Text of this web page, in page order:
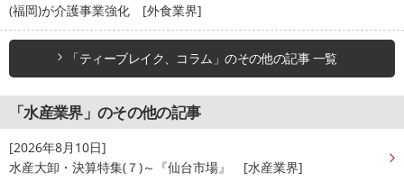
(福岡)が介護事業強化 [外食業界]
「ティーブレイク、コラム」のその他の記事 一覧
「水産業界」のその他の記事
[2026年8月10日]
水産大卸・決算特集(７)～『仙台市場』 [水産業界]